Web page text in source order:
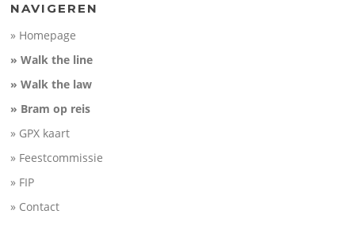
NAVIGEREN
» Homepage
» Walk the line
» Walk the law
» Bram op reis
» GPX kaart
» Feestcommissie
» FIP
» Contact